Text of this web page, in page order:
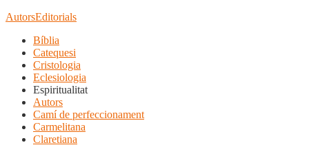
AutorsEditorials
Bíblia
Catequesi
Cristologia
Eclesiologia
Espiritualitat
Autors
Camí de perfeccionament
Carmelitana
Claretiana